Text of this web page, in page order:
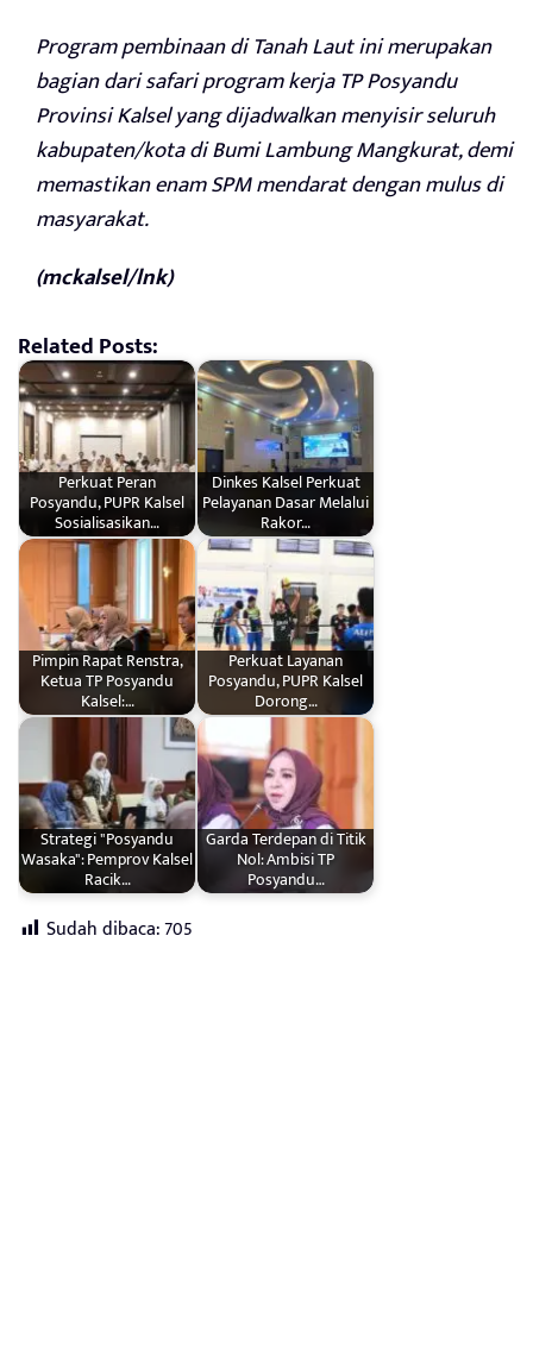
Program pembinaan di Tanah Laut ini merupakan
bagian dari safari program kerja TP Posyandu
Provinsi Kalsel yang dijadwalkan menyisir seluruh
kabupaten/kota di Bumi Lambung Mangkurat, demi
memastikan enam SPM mendarat dengan mulus di
masyarakat.
(mckalsel/lnk)
Related Posts:
Perkuat Peran
Posyandu, PUPR Kalsel
Sosialisasikan…
Dinkes Kalsel Perkuat
Pelayanan Dasar Melalui
Rakor…
Pimpin Rapat Renstra,
Ketua TP Posyandu
Kalsel:…
Perkuat Layanan
Posyandu, PUPR Kalsel
Dorong…
Strategi "Posyandu
Wasaka": Pemprov Kalsel
Racik…
Garda Terdepan di Titik
Nol: Ambisi TP
Posyandu…
Sudah dibaca:705